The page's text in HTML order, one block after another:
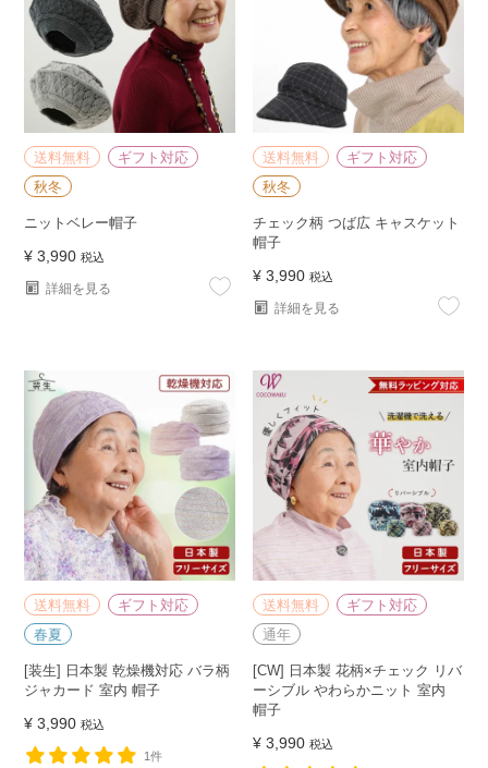
送料無料
ギフト対応
秋冬
ニットベレー帽子
¥ 3,990 税込
詳細を見る
送料無料
ギフト対応
秋冬
チェック柄 つば広 キャスケット
帽子
¥ 3,990 税込
詳細を見る
送料無料
ギフト対応
春夏
[装生] 日本製 乾燥機対応 バラ柄
ジャカード 室内 帽子
¥ 3,990 税込
1件
送料無料
ギフト対応
通年
[CW] 日本製 花柄×チェック リバ
ーシブル やわらかニット 室内
帽子
¥ 3,990 税込